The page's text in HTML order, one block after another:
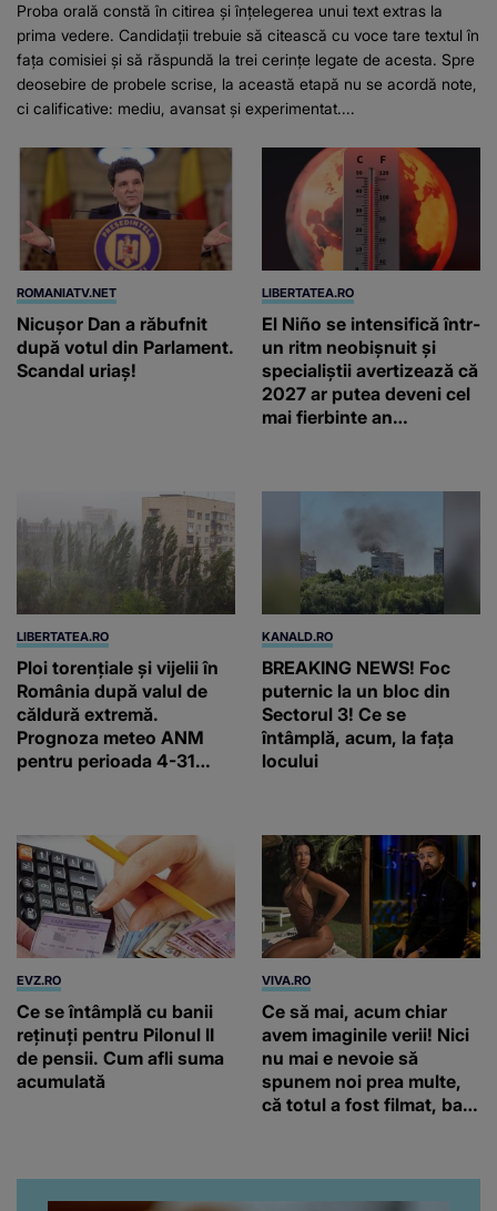
Proba orală constă în citirea și înțelegerea unui text extras la
prima vedere. Candidații trebuie să citească cu voce tare textul în
fața comisiei și să răspundă la trei cerințe legate de acesta. Spre
deosebire de probele scrise, la această etapă nu se acordă note,
ci calificative: mediu, avansat și experimentat....
ROMANIATV.NET
Nicuşor Dan a răbufnit
după votul din Parlament.
Scandal uriaş!
LIBERTATEA.RO
El Niño se intensifică într-
un ritm neobișnuit și
specialiștii avertizează că
2027 ar putea deveni cel
mai fierbinte an
LIBERTATEA.RO
Ploi torențiale și vijelii în
România după valul de
căldură extremă.
Prognoza meteo ANM
pentru perioada 4-31
KANALD.RO
BREAKING NEWS! Foc
puternic la un bloc din
Sectorul 3! Ce se
întâmplă, acum, la fața
locului
EVZ.RO
Ce se întâmplă cu banii
reținuți pentru Pilonul II
de pensii. Cum afli suma
acumulată
VIVA.RO
Ce să mai, acum chiar
avem imaginile verii! Nici
nu mai e nevoie să
spunem noi prea multe,
că totul a fost filmat, ba
da, frumoasa iubită a lui
Florin Ristei e...